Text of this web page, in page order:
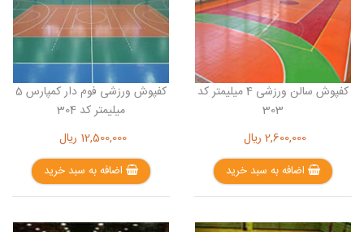
کفپوش سالن ورزشی 4 میلیمتر کد
303
2,600,000 ریال
اضافه به سبد خرید
کفپوش ورزشی فوم دار کمپارس 5
میلیمتر کد 304
12,500,000 ریال
اضافه به سبد خرید